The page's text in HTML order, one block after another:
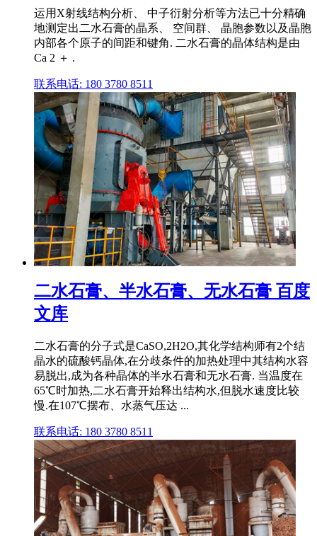
运用X射线结构分析、 中子衍射分析等方法已十分精确
地测定出二水石膏的晶系、 空间群、 晶胞参数以及晶胞
内部各个原子的间距和键角. 二水石膏的晶体结构是由
Ca 2 ＋ .
联系电话: 180 3780 8511
二水石膏、半水石膏、无水石膏 百度
文库
二水石膏的分子式是CaSO,2H2O,其化学结构师有2个结
晶水的硫酸钙晶体,在分歧条件的加热处理中其结构水容
易脱出,成为各种晶体的半水石膏和无水石膏. 当温度在
65℃时加热,二水石膏开始释出结构水,但脱水速度比较
慢.在107℃摆布、水蒸气压达 ...
联系电话: 180 3780 8511